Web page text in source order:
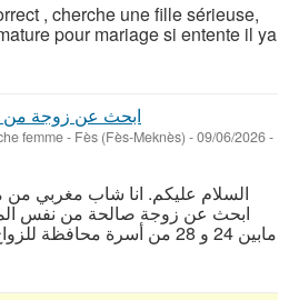
, cherche une fille sérieuse,
pour mariage si entente il ya
ابحث عن زوجة من
femme- Fès (Fès-Meknès) -09/06/2026 -
السلام عليكم. انا شاب مغربي
ابحث عن زوجة صالحة من نفس
مابين 24 و 28 من أسرة محافظة